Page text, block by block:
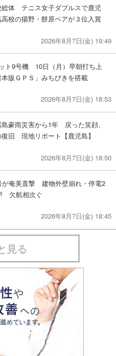
総体 テニス女子ダブルスで鹿児
校の揚野・餅原ペアが３位入賞
2026年8月7日(金) 19:49
ト9号機 10日（月）早朝打ち上
版ＧＰＳ」みちびきを搭載
2026年8月7日(金) 18:53
豪雨災害から1年 戻った笑顔、
旧 現地リポート【鹿児島】
2026年8月7日(金) 18:50
が奄美直撃 建物外壁崩れ・停電2
欠航相次ぐ
2026年8月7日(金) 18:45
見る